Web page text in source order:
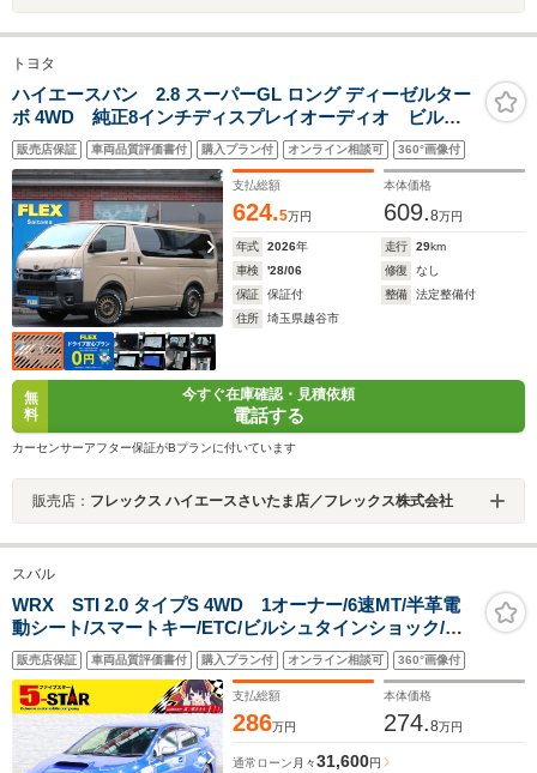
トヨタ
ハイエースバン 2.8 スーパーGL ロング ディーゼルター
ボ 4WD 純正8インチディスプレイオーディオ ビルト
インETC2.0 車中泊ベットキット メッキパーツマット
ブラック TSS3.0 PVM ミリ波レーダークルーズ デ
ジタルインナーミラー デジタルインナーミラー 寒冷
地仕様
販売店保証 車両品質評価書付 購入プラン付 オンライン相談可 360°画像付
支払総額
624.5万円
本体価格
609.8万円
年式 2026年 走行 29km
車検
'28/06 修復
なし
保証
保証付 整備
法定整備付
住所
埼玉県越谷市
無
料
今すぐ在庫確認・見積依頼
電話する
カーセンサーアフター保証がBプランに付いています
販売店： フレックス ハイエースさいたま店／フレックス株式会社
スバル
WRX STI 2.0 タイプS 4WD 1オーナー/6速MT/半革電
動シート/スマートキー/ETC/ビルシュタインショック/大
型Rウィング/ストラーダナビ/Bluetooth/バックカメラ/地
デジ/LEDオートライト/純正AW
販売店保証 車両品質評価書付 購入プラン付 オンライン相談可 360°画像付
支払総額
286万円
本体価格
274.8万円
通常ローン 月々31,600円